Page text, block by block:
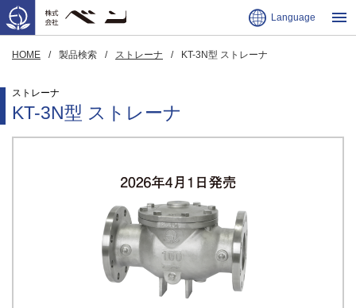
Language
HOME 製品検索 ストレーナ KT-3N型 ストレーナ
ストレーナ
KT-3N型 ストレーナ